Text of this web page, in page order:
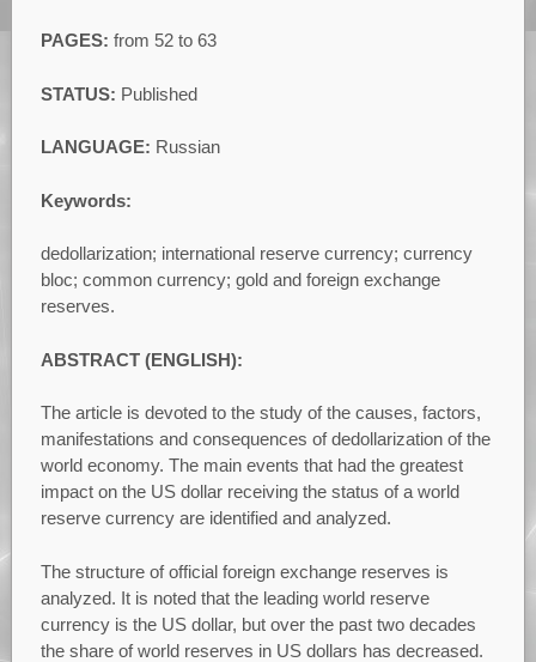
PAGES: from 52 to 63
STATUS: Published
LANGUAGE: Russian
Keywords:
dedollarization; international reserve currency; currency
bloc; common currency; gold and foreign exchange
reserves.
ABSTRACT (ENGLISH):
The article is devoted to the study of the causes, factors,
manifestations and consequences of dedollarization of the
world economy. The main events that had the greatest
impact on the US dollar receiving the status of a world
reserve currency are identified and analyzed.
The structure of official foreign exchange reserves is
analyzed. It is noted that the leading world reserve
currency is the US dollar, but over the past two decades
the share of world reserves in US dollars has decreased.